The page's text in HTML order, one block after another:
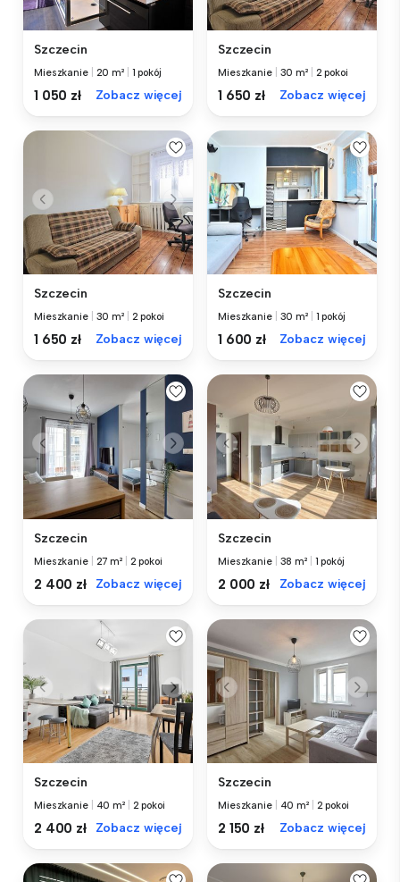
Szczecin
Mieszkanie 20 m² 1 pokój
1 050 zł Zobacz więcej
Szczecin
Mieszkanie 30 m² 2 pokoi
1 650 zł Zobacz więcej
Szczecin
Mieszkanie 30 m² 2 pokoi
1 650 zł Zobacz więcej
Szczecin
Mieszkanie 30 m² 1 pokój
1 600 zł Zobacz więcej
Szczecin
Mieszkanie 27 m² 2 pokoi
2 400 zł Zobacz więcej
Szczecin
Mieszkanie 38 m² 1 pokój
2 000 zł Zobacz więcej
Szczecin
Mieszkanie 40 m² 2 pokoi
2 400 zł Zobacz więcej
Szczecin
Mieszkanie 40 m² 2 pokoi
2 150 zł Zobacz więcej